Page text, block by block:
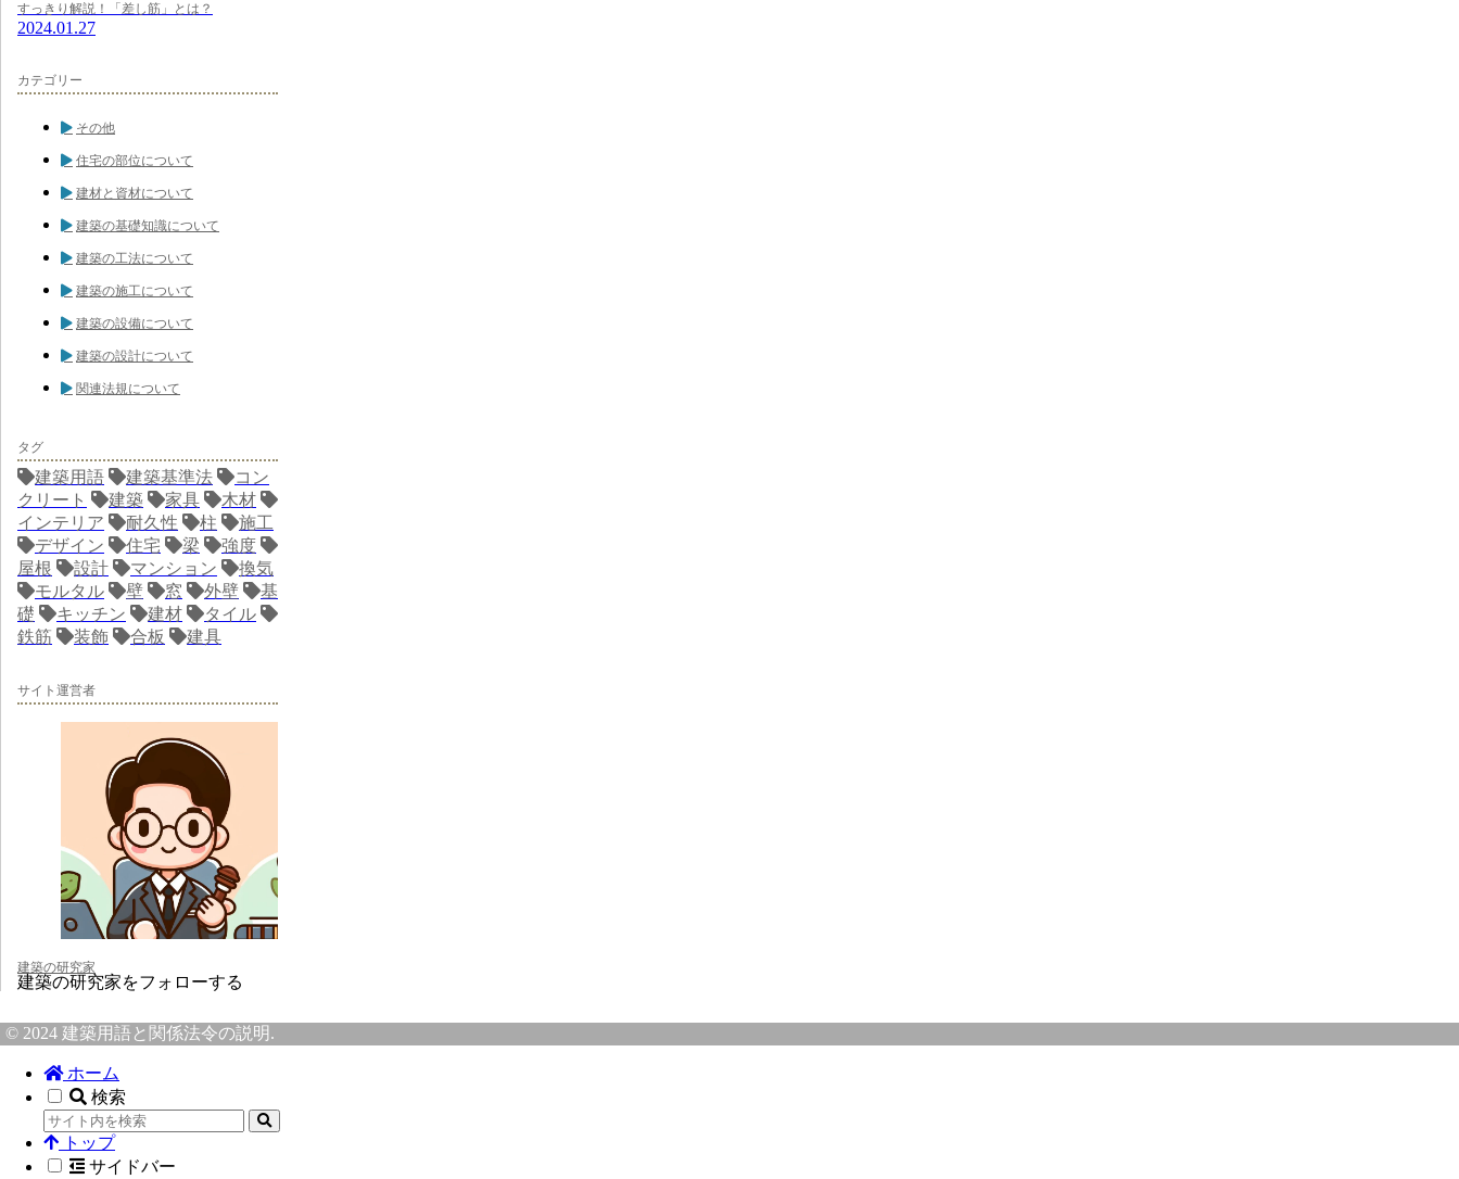
すっきり解説！「差し筋」とは？
2024.01.27
カテゴリー
その他
住宅の部位について
建材と資材について
建築の基礎知識について
建築の工法について
建築の施工について
建築の設備について
建築の設計について
関連法規について
タグ
建築用語 建築基準法
コン
クリート
建築 家具
木材
インテリア
耐久性 柱
施工
デザイン
住宅 梁
強度
屋根
設計 マンション
換気
モルタル
壁 窓 外壁
基
礎
キッチン 建材
タイル
鉄筋
装飾 合板 建具
サイト運営者
建築の研究家
建築の研究家をフォローする
© 2024 建築用語と関係法令の説明.
ホーム
検索
トップ
サイドバー